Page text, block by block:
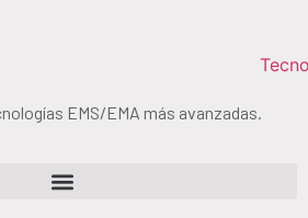
EMS/EMA más avanzadas.